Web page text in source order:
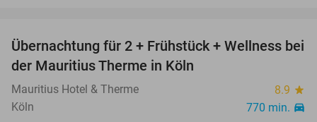
43%
Übernachtung für 2 + Frühstück + Wellness bei
der Mauritius Therme in Köln
Mauritius Hotel & Therme 8.9 star
Köln 770 min. directions_car